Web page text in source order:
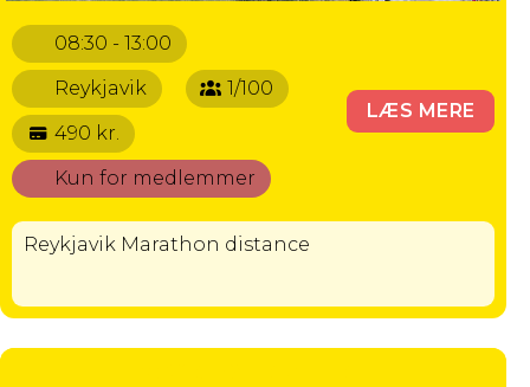
08:30 - 13:00
Reykjavik
1/100
490 kr.
Kun for medlemmer
LÆS MERE
Reykjavik Marathon distance